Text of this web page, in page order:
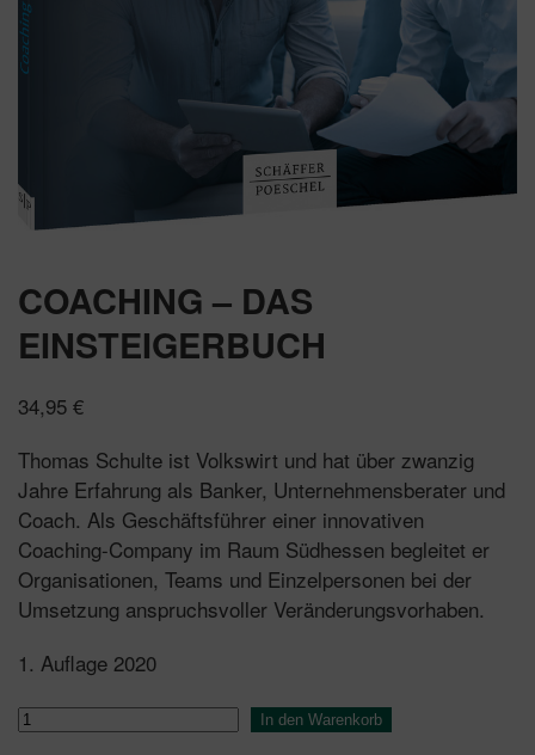
COACHING – DAS
EINSTEIGERBUCH
34,95 €
Thomas Schulte ist Volkswirt und hat über zwanzig
Jahre Erfahrung als Banker, Unternehmensberater und
Coach. Als Geschäftsführer einer innovativen
Coaching-Company im Raum Südhessen begleitet er
Organisationen, Teams und Einzelpersonen bei der
Umsetzung anspruchsvoller Veränderungsvorhaben.
1. Auflage 2020
Coaching
In den Warenkorb